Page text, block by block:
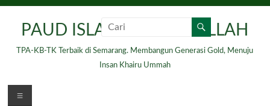
contentPAUD ISLAM HIDAYATULLAH
TPA-KB-TK Terbaik di Semarang. Membangun Generasi Gold, Menuju
Insan Khairu Ummah
Menu